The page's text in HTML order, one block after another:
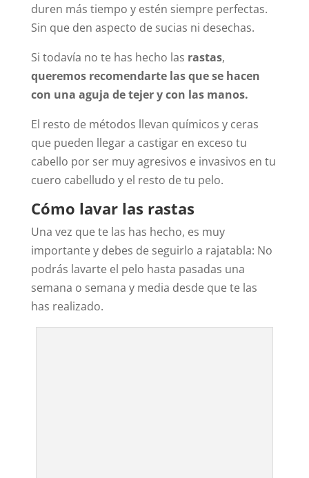
duren más tiempo y estén siempre perfectas.
Sin que den aspecto de sucias ni desechas.
Si todavía no te has hecho las rastas,
queremos recomendarte las que se hacen
con una aguja de tejer y con las manos.
El resto de métodos llevan químicos y ceras
que pueden llegar a castigar en exceso tu
cabello por ser muy agresivos e invasivos en tu
cuero cabelludo y el resto de tu pelo.
Cómo lavar las rastas
Una vez que te las has hecho, es muy
importante y debes de seguirlo a rajatabla: No
podrás lavarte el pelo hasta pasadas una
semana o semana y media desde que te las
has realizado.